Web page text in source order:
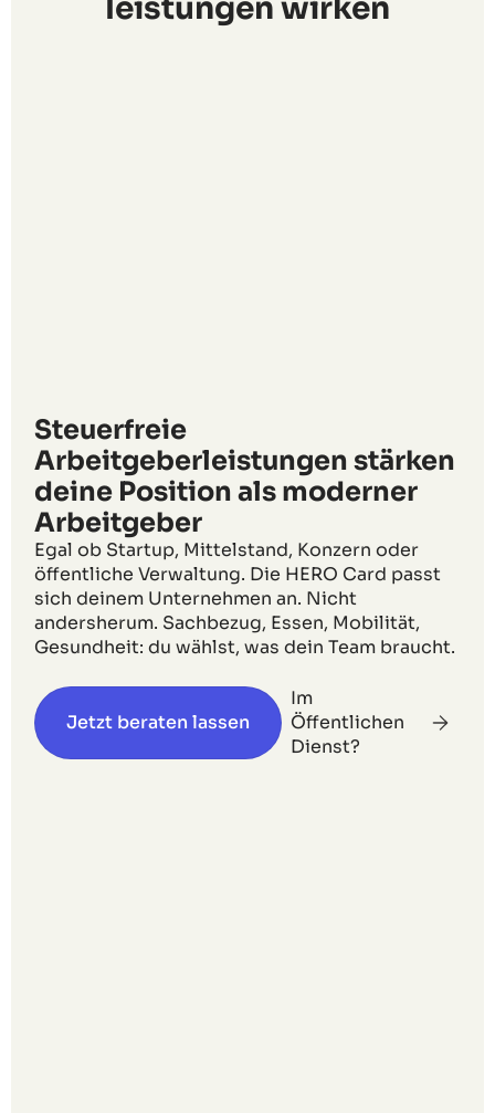
leistungen wirken
Steuerfreie
Arbeitgeberleistungen stärken
deine Position als moderner
Arbeitgeber
Egal ob Startup, Mittelstand, Konzern oder
öffentliche Verwaltung. Die HERO Card passt
sich deinem Unternehmen an. Nicht
andersherum. Sachbezug, Essen, Mobilität,
Gesundheit: du wählst, was dein Team braucht.
Jetzt beraten lassen
Im
Öffentlichen
Dienst?